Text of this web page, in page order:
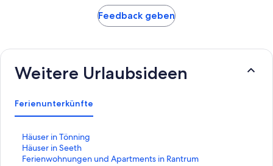
Feedback geben
Weitere Urlaubsideen
Ferienunterkünfte
Häuser in Tönning
L
i
n
Häuser in Seeth
L
iFerienwohnungen und Apartments in Rantrum
L